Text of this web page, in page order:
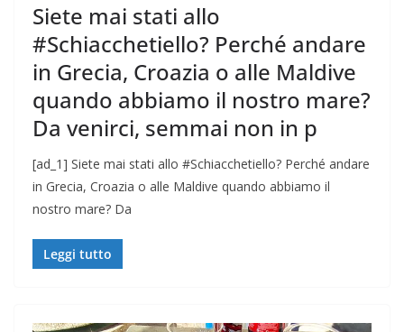
Siete mai stati allo
#Schiacchetiello? Perché andare
in Grecia, Croazia o alle Maldive
quando abbiamo il nostro mare?
Da venirci, semmai non in p
[ad_1] Siete mai stati allo #Schiacchetiello? Perché andare
in Grecia, Croazia o alle Maldive quando abbiamo il
nostro mare? Da
Leggi tutto